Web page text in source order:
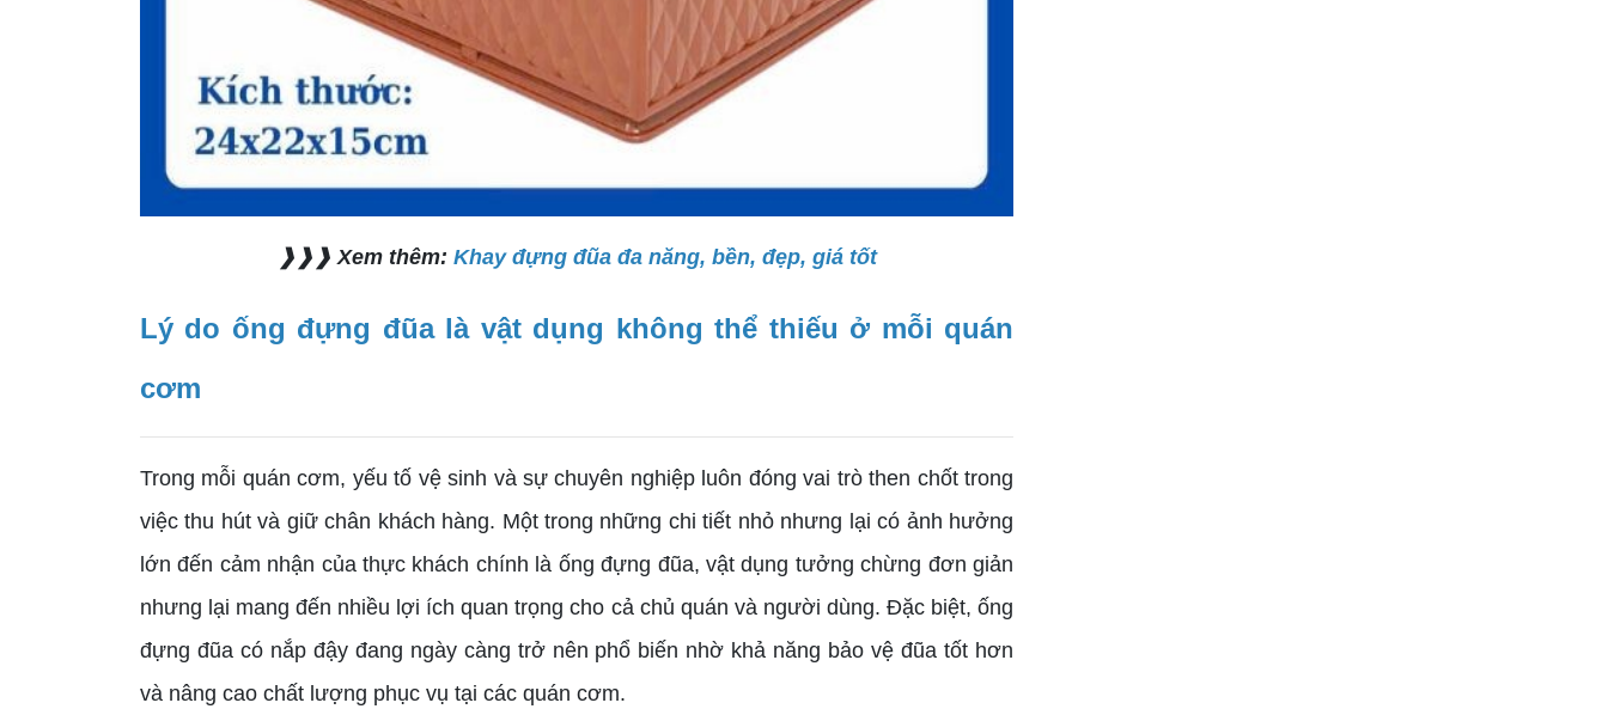
❱❱❱ Xem thêm: Khay đựng đũa đa năng, bền, đẹp, giá tốt
Lý do ống đựng đũa là vật dụng không thể thiếu ở mỗi quán
cơm
Trong mỗi quán cơm, yếu tố vệ sinh và sự chuyên nghiệp luôn đóng vai trò then chốt trong
việc thu hút và giữ chân khách hàng. Một trong những chi tiết nhỏ nhưng lại có ảnh hưởng
lớn đến cảm nhận của thực khách chính là ống đựng đũa, vật dụng tưởng chừng đơn giản
nhưng lại mang đến nhiều lợi ích quan trọng cho cả chủ quán và người dùng. Đặc biệt, ống
đựng đũa có nắp đậy đang ngày càng trở nên phổ biến nhờ khả năng bảo vệ đũa tốt hơn
và nâng cao chất lượng phục vụ tại các quán cơm.